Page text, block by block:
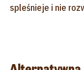
spleśnieje i nie